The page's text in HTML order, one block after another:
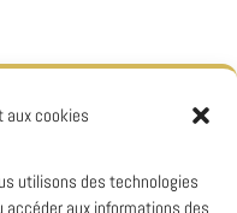
aux cookies
utilisons des technologies
aux informations des